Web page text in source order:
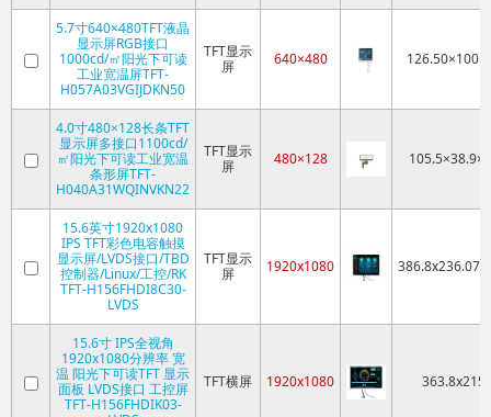
5.7寸640×480TFT液晶
显示屏RGB接口
1000cd/㎡阳光下可读
工业宽温屏TFT-
H057A03VGIJDKN50
TFT显示
屏
640×480
4.0寸480×128长条TFT
显示屏多接口1100cd/
㎡阳光下可读工业宽温
条形屏TFT-
H040A31WQINVKN22
TFT显示
屏
480×128
15.6英寸1920x1080
IPS TFT彩色电容触摸
显示屏/LVDS接口/TBD
控制器/Linux/工控/RK
TFT-H156FHDI8C30-
LVDS
TFT显示
屏
1920x1080
15.6寸 IPS全视角
1920x1080分辨率 宽
温 阳光下可读TFT 显示
面板 LVDS接口 工控屏
TFT-H156FHDIK03-
TFT横屏 1920x1080